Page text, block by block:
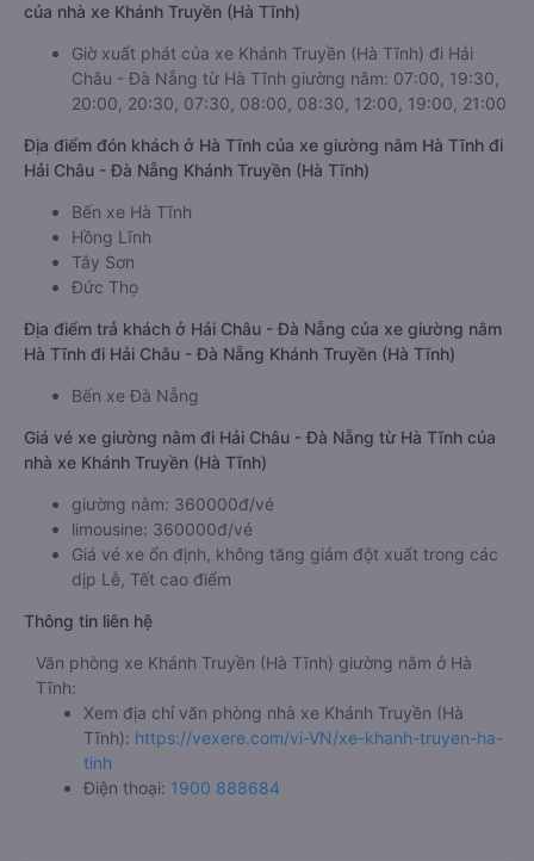
của nhà xe Khánh Truyền (Hà Tĩnh)
Giờ xuất phát của xe Khánh Truyền (Hà Tĩnh) đi Hải
Châu - Đà Nẵng từ Hà Tĩnh giường nằm: 07:00, 19:30,
20:00, 20:30, 07:30, 08:00, 08:30, 12:00, 19:00, 21:00
Địa điểm đón khách ở Hà Tĩnh của xe giường nằm Hà Tĩnh đi
Hải Châu - Đà Nẵng Khánh Truyền (Hà Tĩnh)
Bến xe Hà Tĩnh
Hồng Lĩnh
Tây Sơn
Đức Thọ
Địa điểm trả khách ở Hải Châu - Đà Nẵng của xe giường nằm
Hà Tĩnh đi Hải Châu - Đà Nẵng Khánh Truyền (Hà Tĩnh)
Bến xe Đà Nẵng
Giá vé xe giường nằm đi Hải Châu - Đà Nẵng từ Hà Tĩnh của
nhà xe Khánh Truyền (Hà Tĩnh)
giường nằm: 360000đ/vé
limousine: 360000đ/vé
Giá vé xe ổn định, không tăng giảm đột xuất trong các
dịp Lễ, Tết cao điểm
Thông tin liên hệ
Văn phòng xe Khánh Truyền (Hà Tĩnh) giường nằm ở Hà
Tĩnh:
Xem địa chỉ văn phòng nhà xe Khánh Truyền (Hà
Tĩnh): https://vexere.com/vi-VN/xe-khanh-truyen-ha-
tinh
Điện thoại: 1900 888684